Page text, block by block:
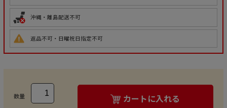
沖縄・離島配送不可
返品不可・日曜祝日指定不可
数量 カートに入れる